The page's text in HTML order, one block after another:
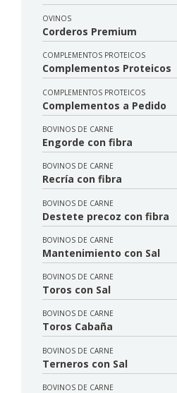
OVINOS
Corderos Premium
COMPLEMENTOS PROTEICOS
Complementos Proteicos
COMPLEMENTOS PROTEICOS
Complementos a Pedido
BOVINOS DE CARNE
Engorde con fibra
BOVINOS DE CARNE
Recría con fibra
BOVINOS DE CARNE
Destete precoz con fibra
BOVINOS DE CARNE
Mantenimiento con Sal
BOVINOS DE CARNE
Toros con Sal
BOVINOS DE CARNE
Toros Cabaña
BOVINOS DE CARNE
Terneros con Sal
BOVINOS DE CARNE